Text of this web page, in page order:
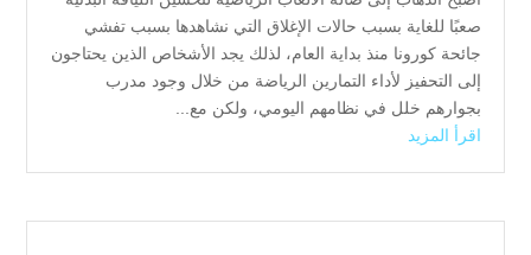
صعبًا للغاية بسبب حالات الإغلاق التي نشاهدها بسبب تفشي
جائحة كورونا منذ بداية العام، لذلك يجد الأشخاص الذين يحتاجون
إلى التحفيز لأداء التمارين الرياضة من خلال وجود مدرب
بجوارهم خلل في نظامهم اليومي، ولكن مع...
اقرأ المزيد